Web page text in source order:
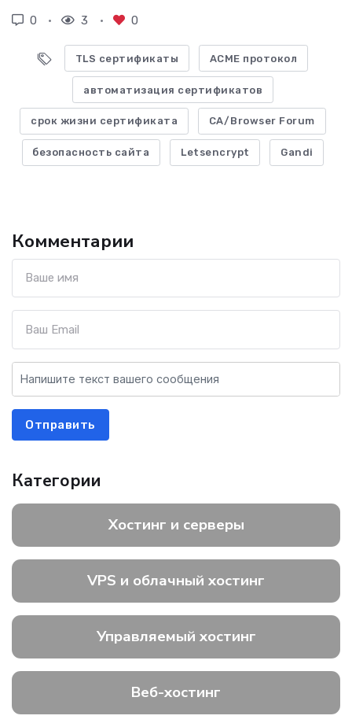
0 3 0
TLS сертификаты ACME протокол
автоматизация сертификатов
срок жизни сертификата CA/Browser Forum
безопасность сайта Letsencrypt Gandi
Комментарии
Отправить
Категории
Хостинг и серверы
VPS и облачный хостинг
Управляемый хостинг
Веб-хостинг